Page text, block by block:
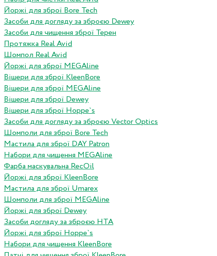
Йоржі для зброї Bore Tech
Засоби для догляду за зброєю Dewey
Засоби для чищення зброї Терен
Протяжка Real Avid
Шомпол Real Avid
Йоржі для зброї MEGAline
Вішери для зброї KleenBore
Вішери для зброї MEGAline
Вішери для зброї Dewey
Вішери для зброї Hoppe`s
Засоби для догляду за зброєю Vector Optics
Шомполи для зброї Bore Tech
Мастила для зброї DAY Patron
Набори для чищення MEGAline
Фарба маскувальна RecOil
Йоржі для зброї KleenBore
Мастила для зброї Umarex
Шомполи для зброї MEGAline
Йоржі для зброї Dewey
Засоби догляду за зброєю HTA
Йоржі для зброї Hoppe`s
Набори для чищення KleenBore